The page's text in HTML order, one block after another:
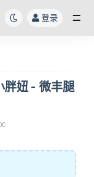
登录
胖妞 - 微丰腿